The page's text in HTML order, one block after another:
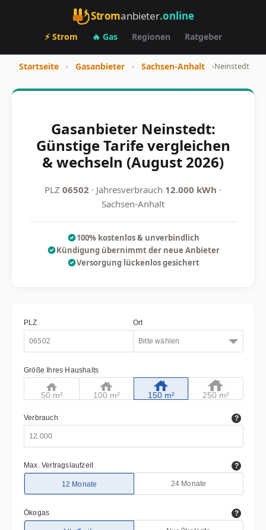
Stromanbieter.online
⚡ Strom 🔥 Gas Regionen Ratgeber
Startseite › Gasanbieter › Sachsen-Anhalt ›Neinstedt
Gasanbieter Neinstedt:
Günstige Tarife vergleichen
& wechseln (August 2026)
PLZ 06502 · Jahresverbrauch 12.000 kWh ·
Sachsen-Anhalt
100% kostenlos & unverbindlich
Kündigung übernimmt der neue Anbieter
Versorgung lückenlos gesichert